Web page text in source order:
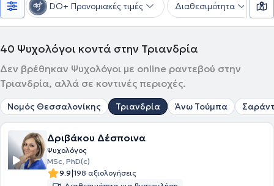
DO+ Προνομιακές τιμές Διαθεσιμότητα
40 Ψυχολόγοι κοντά στην Τριανδρία
Δεν βρέθηκαν Ψυχολόγοι με online ραντεβού στην
Τριανδρία, αλλά σε κοντινές περιοχές.
Νομός Θεσσαλονίκης Τριανδρία Άνω Τούμπα
Δριβάκου Δέσποινα
Ψυχολόγος
MSc, PhD(c)
9.9|198 αξιολογήσεις